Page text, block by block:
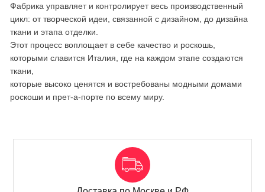
Фабрика управляет и контролирует весь производственный
цикл: от творческой идеи, связанной с дизайном, до дизайна
ткани и этапа отделки.
Этот процесс воплощает в себе качество и роскошь,
которыми славится Италия, где на каждом этапе создаются
ткани,
которые высоко ценятся и востребованы модными домами
роскоши и прет-а-порте по всему миру.